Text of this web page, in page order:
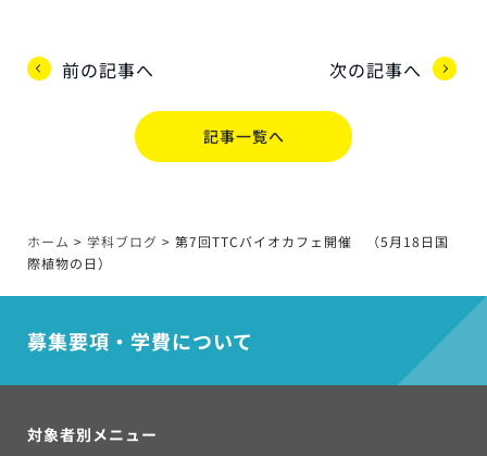
前の記事へ
記事一覧へ
次の記事へ
ホーム > 学科ブログ > 第7回TTCバイオカフェ開催 （5月18日国
際植物の日）
募集要項・学費について
対象者別メニュー